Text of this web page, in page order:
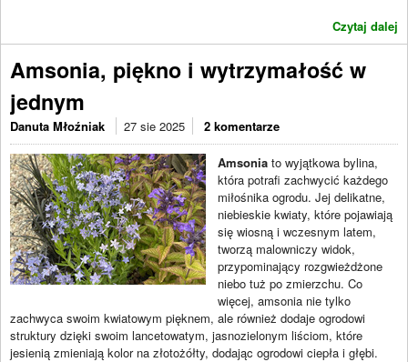
Czytaj dalej
Amsonia, piękno i wytrzymałość w
jednym
Danuta Młoźniak 27 sie 2025 2 komentarze
Amsonia to wyjątkowa bylina,
która potrafi zachwycić każdego
miłośnika ogrodu. Jej delikatne,
niebieskie kwiaty, które pojawiają
się wiosną i wczesnym latem,
tworzą malowniczy widok,
przypominający rozgwieżdżone
niebo tuż po zmierzchu. Co
więcej, amsonia nie tylko
zachwyca swoim kwiatowym pięknem, ale również dodaje ogrodowi
struktury dzięki swoim lancetowatym, jasnozielonym liściom, które
jesienią zmieniają kolor na złotożółty, dodając ogrodowi ciepła i głębi.